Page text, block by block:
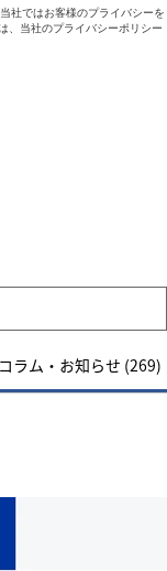
コラム・お知らせ (269)
社ではお客様のプライバシーを
、当社のプライバシーポリシー